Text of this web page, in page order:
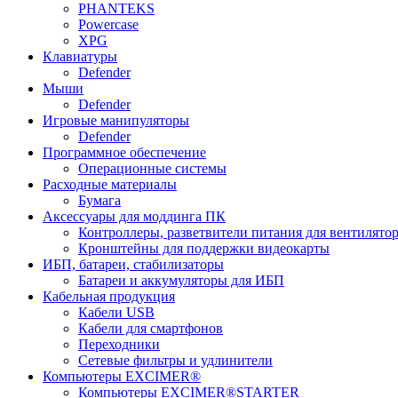
PHANTEKS
Powercase
XPG
Клавиатуры
Defender
Мыши
Defender
Игровые манипуляторы
Defender
Программное обеспечение
Операционные системы
Расходные материалы
Бумага
Аксессуары для моддинга ПК
Контроллеры, разветвители питания для
Кронштейны для поддержки видеокарты
ИБП, батареи, стабилизаторы
Батареи и аккумуляторы для ИБП
Кабельная продукция
Кабели USB
Кабели для смартфонов
Переходники
Сетевые фильтры и удлинители
Компьютеры EXCIMER®
Компьютеры EXCIMER®STARTER